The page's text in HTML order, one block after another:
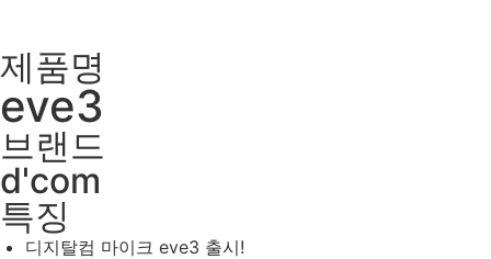
제품명
eve3
브랜드
d'com
특징
디지탈컴 마이크 eve3 출시!